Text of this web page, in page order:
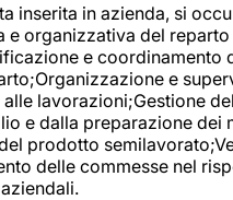
inserita in azienda, si
e organizzativa del reparto
e coordinamento
e
lavorazioni;Gestione
e dalla preparazione dei
prodotto
delle commesse nel